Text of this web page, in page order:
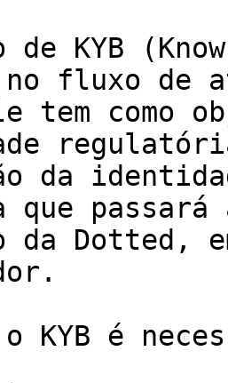
de KYB
fluxo de
tem como
da
que
da Dotted,
KYB é